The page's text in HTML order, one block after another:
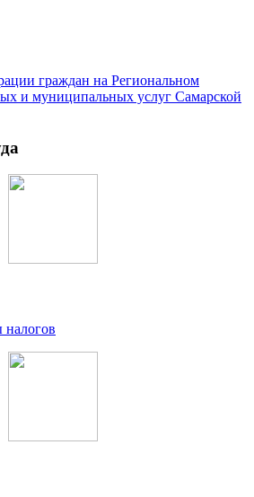
граждан на Региональном
и муниципальных услуг Самарской